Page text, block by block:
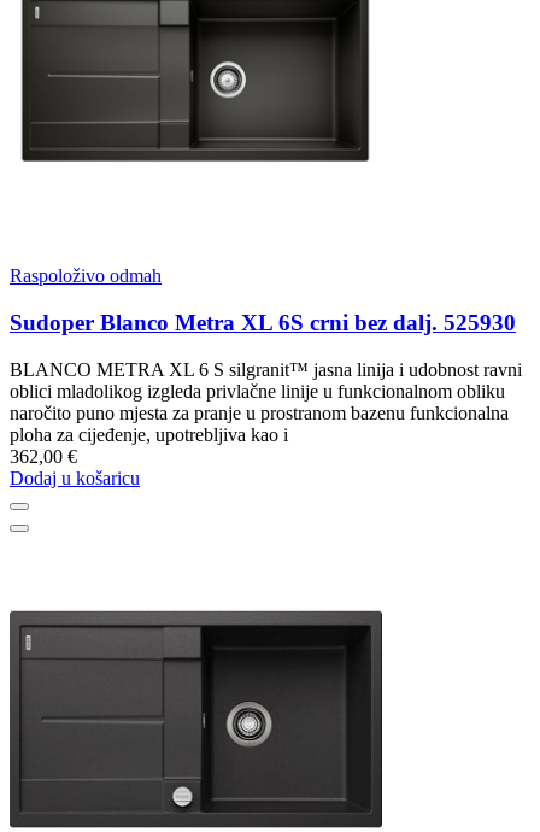
Raspoloživo odmah
Sudoper Blanco Metra XL 6S crni bez dalj. 525930
BLANCO METRA XL 6 S silgranit™ jasna linija i udobnost ravni
oblici mladolikog izgleda privlačne linije u funkcionalnom obliku
naročito puno mjesta za pranje u prostranom bazenu funkcionalna
ploha za cijeđenje, upotrebljiva kao i
362,00 €
Dodaj u košaricu